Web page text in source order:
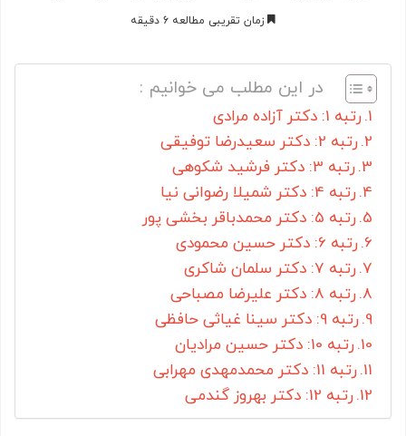
زمان تقریبی مطالعه 6 دقیقه
در این مطلب می خوانیم :
رتبه 1: دکتر آزاده مرادی
رتبه 2: دکتر سعیدرضا توفیقی
رتبه 3: دکتر فرشید شکوهی
رتبه 4: دکتر شمیلا رضوانی نیا
رتبه 5: دکتر محمدباقر بخشی پور
رتبه 6: دکتر حسین محمودی
رتبه 7: دکتر سلمان شاکری
رتبه 8: دکتر علیرضا مصباحی
رتبه 9: دکتر سینا غیاثی حافظی
رتبه 10: دکتر حسین مرادیان
رتبه 11: دکتر محمدمهدی مهرابی
رتبه 12: دکتر بهروز گندمی